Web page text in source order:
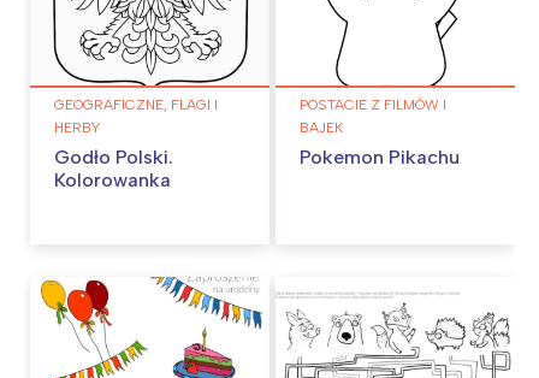
GEOGRAFICZNE, FLAGI I
HERBY
Godło Polski.
Kolorowanka
POSTACIE Z FILMÓW I
BAJEK
Pokemon Pikachu